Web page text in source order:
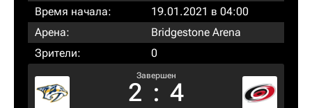
Время начала:
19.01.2021 в 04:00
Арена:
Bridgestone Arena
Зрители:
0
Завершен
2 : 4